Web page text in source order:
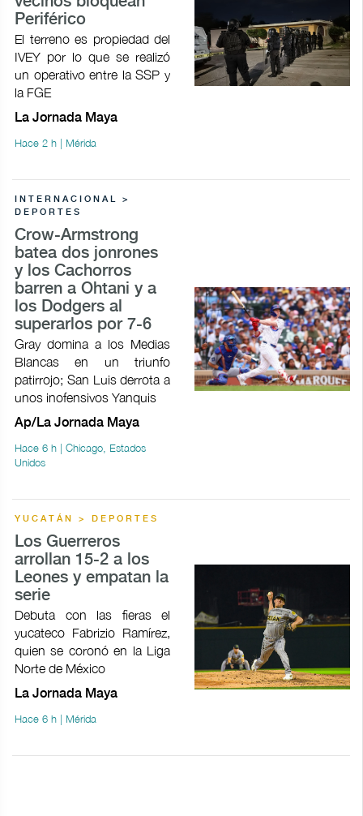
Periférico
El terreno es propiedad del
IVEY por lo que se realizó
un operativo entre la SSP y
la FGE
La Jornada Maya
Hace 2 h | Mérida
INTERNACIONAL >
DEPORTES
Crow-Armstrong
batea dos jonrones
y los Cachorros
barren a Ohtani y a
los Dodgers al
superarlos por 7-6
Gray domina a los Medias
Blancas en un triunfo
patirrojo; San Luis derrota a
unos inofensivos Yanquis
Ap/La Jornada Maya
Hace 6 h | Chicago, Estados
Unidos
YUCATÁN > DEPORTES
Los Guerreros
arrollan 15-2 a los
Leones y empatan la
serie
Debuta con las fieras el
yucateco Fabrizio Ramírez,
quien se coronó en la Liga
Norte de México
La Jornada Maya
Hace 6 h | Mérida